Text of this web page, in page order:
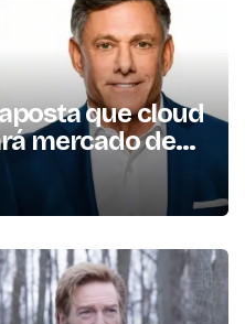
que cloud
mercado de
anos